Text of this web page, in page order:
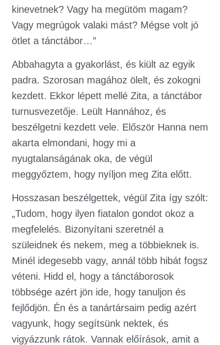
kinevetnek? Vagy ha megütöm magam?
Vagy megrúgok valaki mást? Mégse volt jó
ötlet a tánctábor…”
Abbahagyta a gyakorlást, és kiült az egyik
padra. Szorosan magához ölelt, és zokogni
kezdett. Ekkor lépett mellé Zita, a tánctábor
turnusvezetője. Leült Hannához, és
beszélgetni kezdett vele. Először Hanna nem
akarta elmondani, hogy mi a
nyugtalanságának oka, de végül
meggyőztem, hogy nyíljon meg Zita előtt.
Hosszasan beszélgettek, végül Zita így szólt:
„Tudom, hogy ilyen fiatalon gondot okoz a
megfelelés. Bizonyítani szeretnél a
szüleidnek és nekem, meg a többieknek is.
Minél idegesebb vagy, annál több hibát fogsz
véteni. Hidd el, hogy a tánctáborosok
többsége azért jön ide, hogy tanuljon és
fejlődjön. Én és a tanártársaim pedig azért
vagyunk, hogy segítsünk nektek, és
vigyázzunk rátok. Vannak előírások, amit a